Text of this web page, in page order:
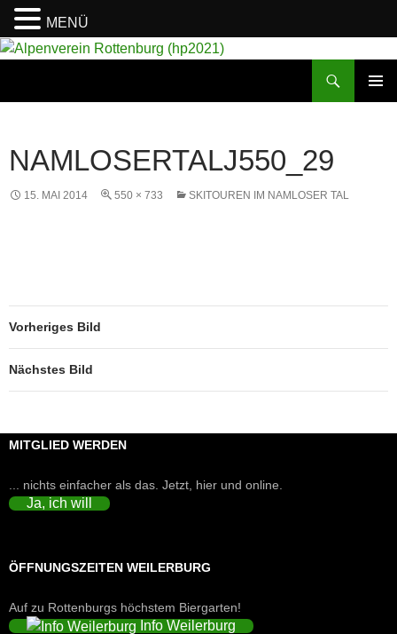
NAMLOSERTALJ550_29
15. MAI 2014 550 × 733 SKITOUREN IM NAMLOSER TAL
Vorheriges Bild
Nächstes Bild
MITGLIED WERDEN
... nichts einfacher als das. Jetzt, hier und online.
Ja, ich will
ÖFFNUNGSZEITEN WEILERBURG
Auf zu Rottenburgs höchstem Biergarten!
Info Weilerburg
MENÜ